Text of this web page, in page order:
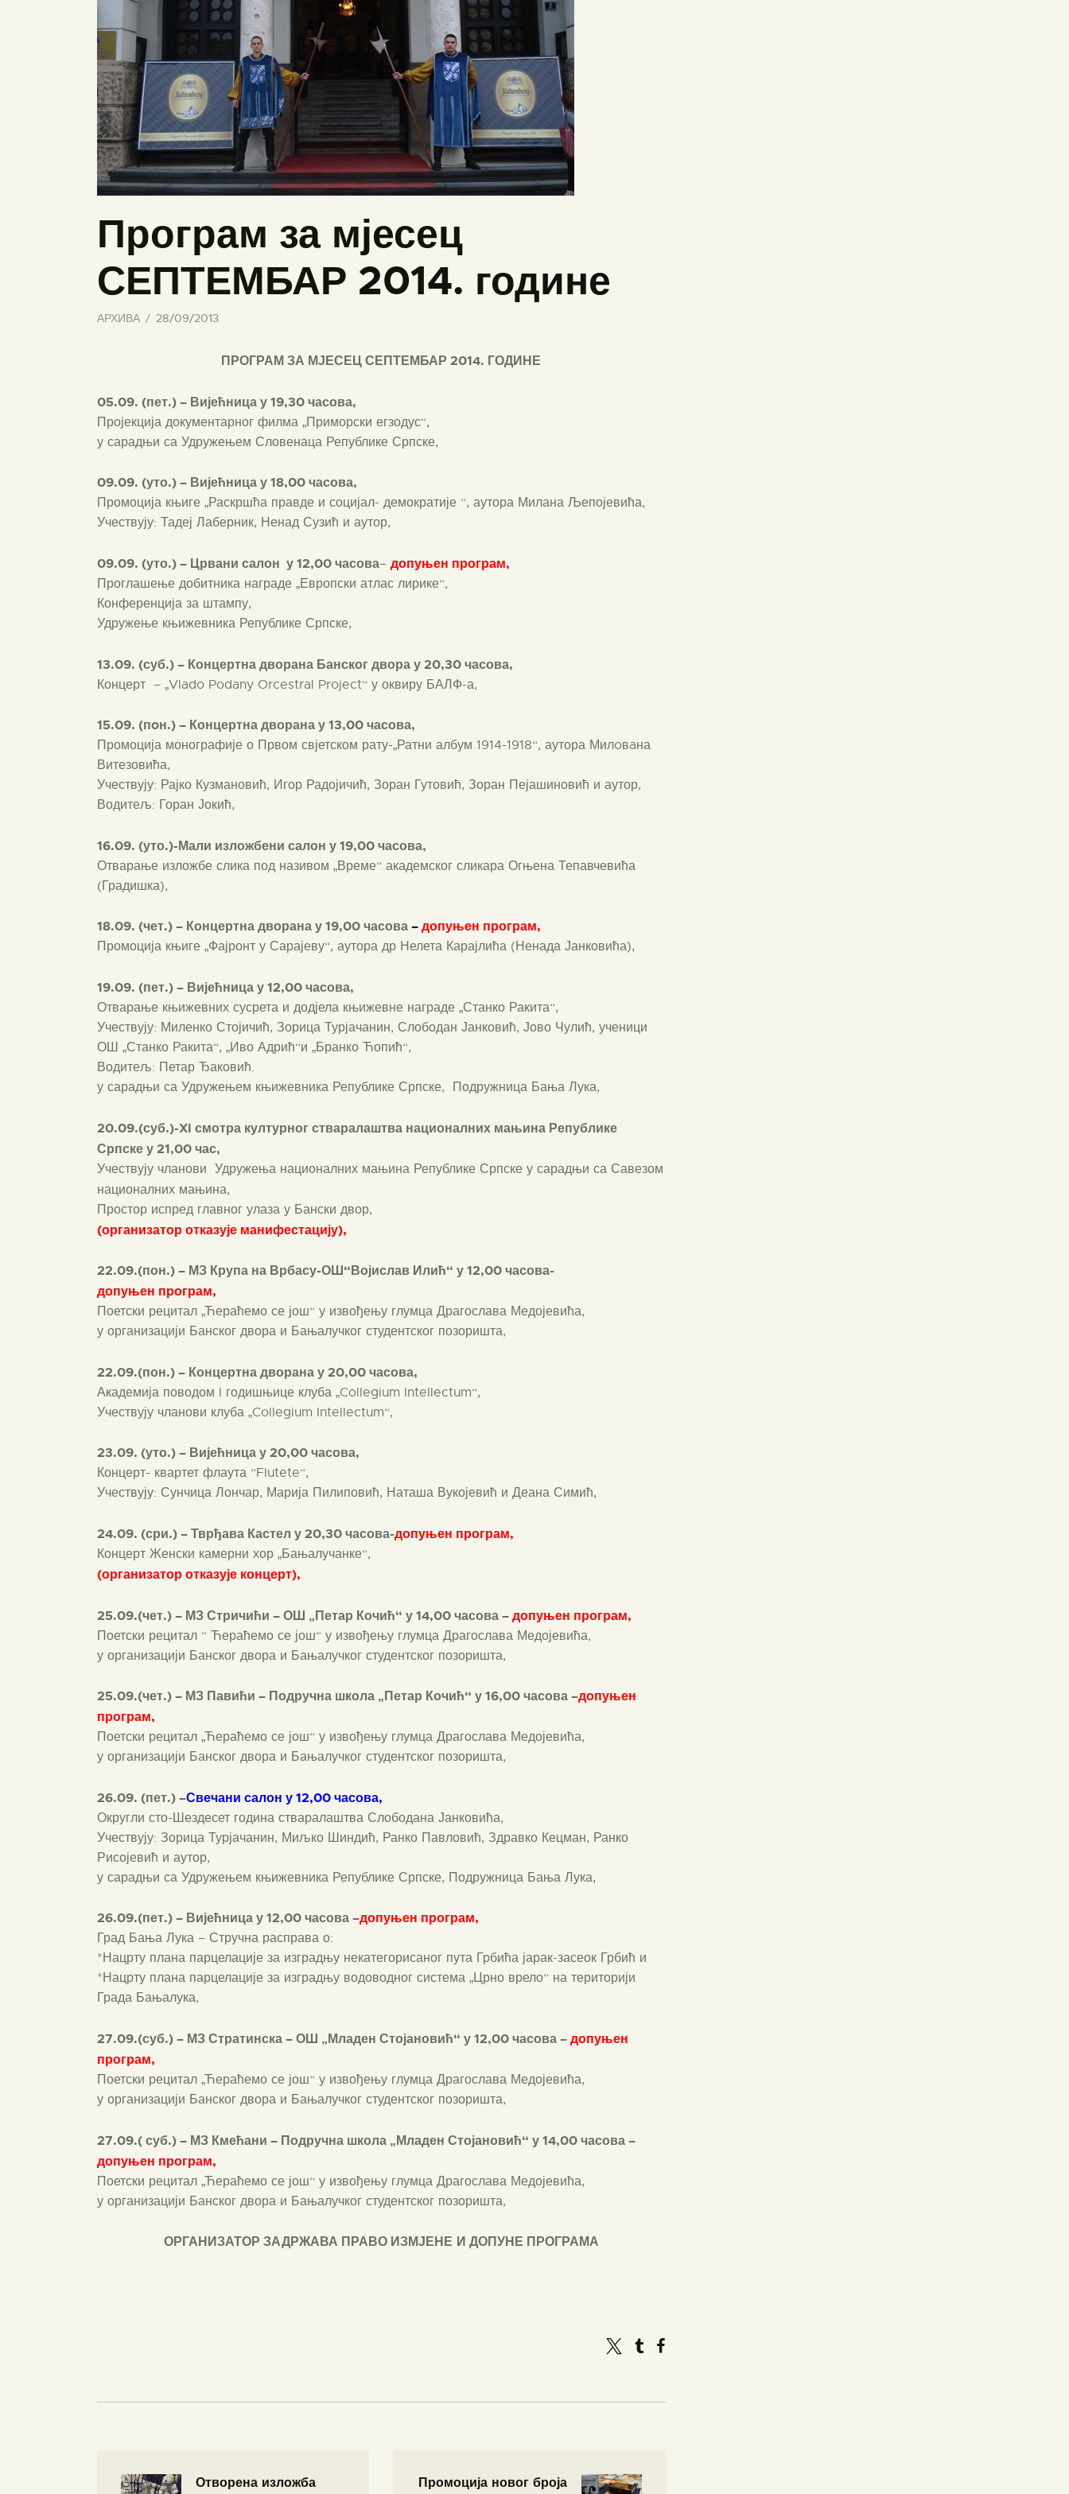
Програм за мјесец
СЕПТЕМБАР 2014. године
АРХИВА 28/09/2013
ПРОГРАМ ЗА МЈЕСЕЦСЕПТЕМБАР 2014. ГОДИНЕ
05.09. (пет.) – Вијећница у19,30 часова,
Пројекција документарног филма „Приморски егзодус“,
у сарадњи са Удружењем Словенаца Републике Српске,
09.09. (уто.) – Вијећница у 18,00 часова,
Промоција књиге „Раскршћа правде и социјал- демократије “, аутора Милана Љепојевића,
Учествују: Тадеј Лаберник, Ненад Сузић и аутор,
09.09. (уто.) – Црвани салон у 12,00 часова– допуњен програм,
Проглашење добитника награде „Европски атлас лирике“,
Конференција за штампу,
Удружење књижевника Републике Српске,
13.09. (суб.) – Концертна дворана Банског двора у 20,30 часова,
Концерт – „Vlado Podany Orcestral Project“ у оквиру БАЛФ-а,
15.09. (пoн.) – Концертна дворана у 13,00 часова,
Промоција монографије о Првом свјетском рату-„Ратни албум 1914-1918“, аутора Милoвaна
Витезовића,
Учествују: Рајко Кузмановић, Игор Радојичић, Зоран Гутовић, Зоран Пејашиновић и аутор,
Водитељ: Горан Јокић,
16.09. (уто.)-Мали изложбени салон у 19,00 часова,
Отварање изложбе слика под називом „Време“ академског сликара Огњена Тепавчевића
(Градишка),
18.09. (чет.) – Концертна дворана у 19,00 часова–допуњен програм,
Промоција књиге „Фајронт у Сарајеву“, аутора др Нелета Карајлића (Ненада Јанковића),
19.09. (пет.) – Вијећница у12,00 часова,
Отварање књижевних сусрета и додјела књижевне награде „Станко Ракита“,
Учествују: Миленко Стојичић, Зорица Турјачанин, Слободан Јанковић, Јово Чулић, ученици
ОШ „Станко Ракита“, „Иво Адрић“и „Бранко Ћопић“,
Водитељ: Петар Ђаковић.
у сарадњи са Удружењем књижевника Републике Српске, Подружница Бања Лука,
20.09.(суб.)-XI смотра културног стваралаштва националних мањина Републике
Српске у 21,00 час,
Учествују чланови Удружења националних мањина Републике Српске у сарадњи са Савезом
националних мањина,
Простор испред главног улаза у Бански двор,
(организатор отказује манифестацију),
22.09.(пон.) – МЗ Крупа на Врбасу-ОШ“Војислав Илић“ у 12,00 часова-
допуњен програм,
Поетски рецитал „Ћераћемо се још“ у извођењу глумца Драгослава Медојевића,
у организацији Банског двора и Бањалучког студентског позоришта,
22.09.(пон.) – Концертна дворана у 20,00 часова,
Академија поводом I годишњице клуба „Collegium Intellectum“,
Учествују чланови клуба „Collegium Intellectum“,
23.09. (уто.) – Вијећница у20,00 часова,
Концерт- квартет флаута “Flutete“,
Учествују: Сунчица Лончар, Марија Пилиповић, Наташа Вукојевић и Деана Симић,
24.09. (сри.) – Тврђава Кастел у 20,30 часова-допуњен програм,
Концерт Женски камерни хор „Бањалучанке“,
(организатор отказује концерт),
25.09.(чет.) – МЗ Стричићи – ОШ „Петар Кочић“ у 14,00 часова –допуњен програм,
Поетски рецитал “ Ћераћемо се још“ у извођењу глумца Драгослава Медојевића,
у организацији Банског двора и Бањалучког студентског позоришта,
25.09.(чет.) – МЗ Павићи – Подручна школа „Петар Кочић“ у 16,00 часова –допуњен
програм,
Поетски рецитал „Ћераћемо се још“ у извођењу глумца Драгослава Медојевића,
у организацији Банског двора и Бањалучког студентског позоришта,
26.09. (пет.) –Свечани салон у 12,00 часова,
Округли сто-Шездесет година стваралаштва Слободана Јанковића,
Учествују: Зорица Турјачанин, Миљко Шиндић, Ранко Павловић, Здравко Кецман, Ранко
Рисојевић и аутор,
у сарадњи са Удружењем књижевника Републике Српске, Подружница Бања Лука,
26.09.(пет.) – Вијећница у 12,00 часова –допуњен програм,
Град Бања Лука – Стручна расправа о:
*Нацрту плана парцелације за изградњу некатегорисаног пута Грбића јарак-засеок Грбић и
*Нацрту плана парцелације за изградњу водоводног система „Црно врело“ на територији
Града Бањалука,
27.09.(суб.) – МЗ Стратинска – ОШ „Младен Стојановић“ у 12,00 часова –допуњен
програм,
Поетски рецитал „Ћераћемо се још“ у извођењу глумца Драгослава Медојевића,
у организацији Банског двора и Бањалучког студентског позоришта,
27.09.( суб.) – МЗ Кмећани – Подручна школа „Младен Стојановић“ у 14,00 часова –
допуњен програм,
Поетски рецитал „Ћераћемо се још“ у извођењу глумца Драгослава Медојевића,
у организацији Банског двора и Бањалучког студентског позоришта,
ОРГАНИЗАТОР ЗАДРЖАВА ПРАВО ИЗМЈЕНЕ И ДОПУНЕ ПРОГРАМА
Отворена изложба
Промоција новог броја